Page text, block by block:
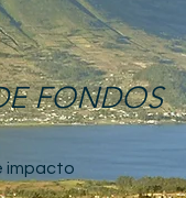
FONDOS
impacto